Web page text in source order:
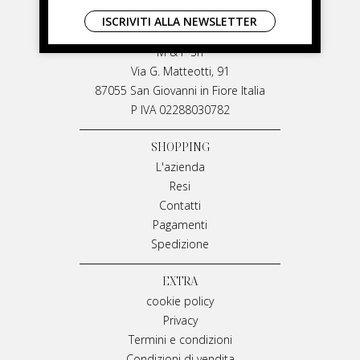
LIVIANA MIRARCHI
M & P Srl
Via G. Matteotti, 91
87055 San Giovanni in Fiore Italia
P IVA 02288030782
SHOPPING
L'azienda
Resi
Contatti
Pagamenti
Spedizione
EXTRA
cookie policy
Privacy
Termini e condizioni
ISCRIVITI ALLA NEWSLETTER